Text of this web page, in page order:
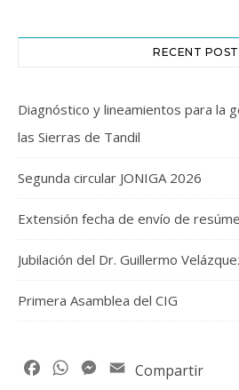
RECENT
Diagnóstico y lineamientos para la
las Sierras de Tandil
Segunda circular JONIGA 2026
Extensión fecha de envío de
Jubilación del Dr. Guillermo
Primera Asamblea del CIG
FacebookWhatsAppMessenger
Email
Compartir